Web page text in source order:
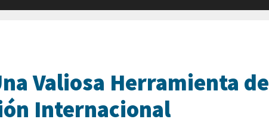
Valiosa Herramienta de
Internacional